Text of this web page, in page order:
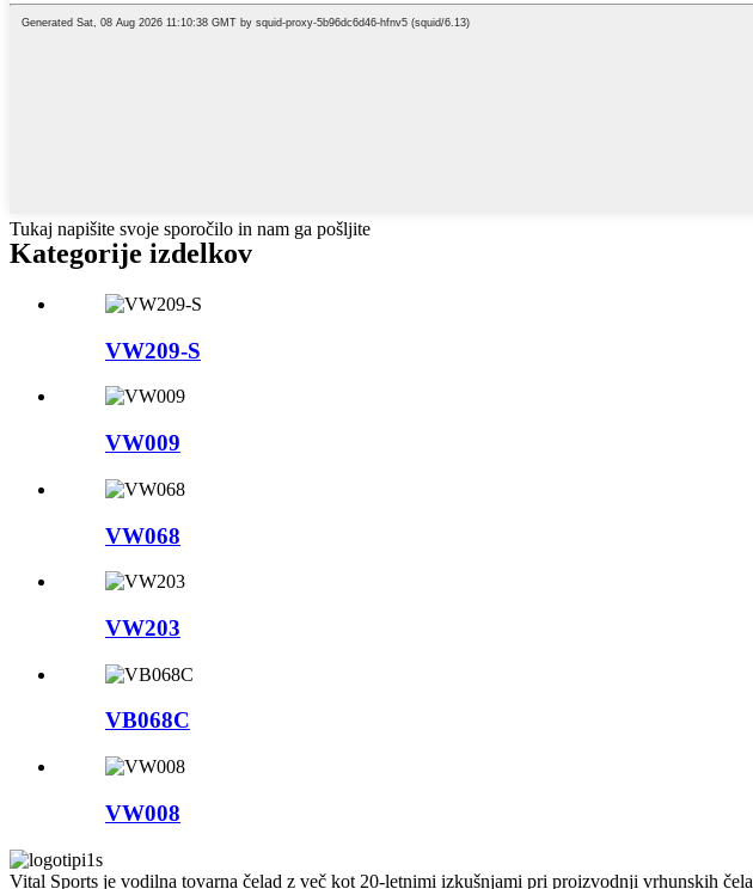
Tukaj napišite svoje sporočilo in nam ga pošljite
Kategorije izdelkov
VW209-S
VW009
VW068
VW203
VB068C
VW008
Vital Sports je vodilna tovarna čelad z več kot 20-letnimi izkušnjami pri proizvodnji vrhunskih